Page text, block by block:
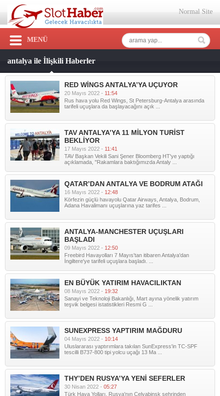
Normal Site
MENÜ
antalya ile İlişkili Haberler
RED WİNGS ANTALYA’YA UÇUYOR
20 Mayıs 2022 - 11:54
Rus hava yolu Red Wings, St Petersburg-Antalya arasında
tarifeli uçuşlara da başlayacağını açık ...
TAV ANTALYA’YA 11 MİLYON TURİST
BEKLİYOR
17 Mayıs 2022 - 11:41
TAV Başkan Vekili Sani Şener Bloomberg HT'ye yaptığı
açıklamada, "Rakamlara baktığımızda Antaly ...
QATAR’DAN ANTALYA VE BODRUM ATAĞI
16 Mayıs 2022 - 12:48
Körfezin güçlü havayolu Qatar Airways, Antalya, Bodrum,
Adana Havalimanı uçuşlarına yaz tarifes ...
ANTALYA-MANCHESTER UÇUŞLARI
BAŞLADI
09 Mayıs 2022 - 12:50
Freebird Havayolları 7 Mayıs'tan itibaren Antalya'dan
İngiltere'ye tarifeli uçuşlara başladı. ...
EN BÜYÜK YATIRIM HAVACILIKTAN
08 Mayıs 2022 - 19:32
Sanayi ve Teknoloji Bakanlığı, Mart ayına yönelik yatırım
teşvik belgesi istatistikleri Resmi G ...
SUNEXPRESS YAPTIRIM MAĞDURU
04 Mayıs 2022 - 10:14
Uluslararası yaptırımlara takılan SunExpress'in TC-SPF
tescilli B737-800 tipi yolcu uçağı 13 Ma ...
THY’DEN RUSYA’YA YENİ SEFERLER
30 Nisan 2022 - 05:27
Türk Hava Yolları, Rusya'nın Çelyabinsk şehrinden